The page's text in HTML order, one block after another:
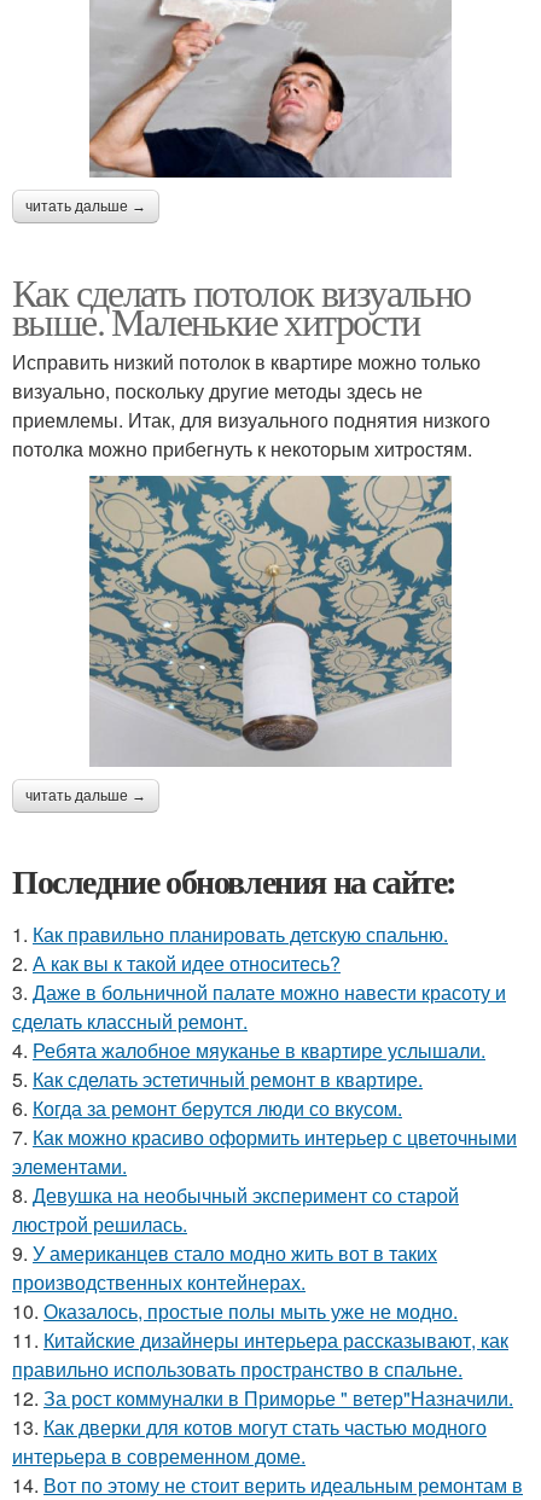
читать дальше →
Как сделать потолок визуально
выше. Маленькие хитрости
Исправить низкий потолок в квартире можно только
визуально, поскольку другие методы здесь не
приемлемы. Итак, для визуального поднятия низкого
потолка можно прибегнуть к некоторым хитростям.
читать дальше →
Последние обновления на сайте:
1. Как правильно планировать детскую спальню.
2. А как вы к такой идее относитесь?
3. Даже в больничной палате можно навести красоту и
сделать классный ремонт.
4. Ребята жалобное мяуканье в квартире услышали.
5. Как сделать эстетичный ремонт в квартире.
6. Когда за ремонт берутся люди со вкусом.
7. Как можно красиво оформить интерьер с цветочными
элементами.
8. Девушка на необычный эксперимент со старой
люстрой решилась.
9. У американцев стало модно жить вот в таких
производственных контейнерах.
10. Оказалось, простые полы мыть уже не модно.
11. Китайские дизайнеры интерьера рассказывают, как
правильно использовать пространство в спальне.
12. За рост коммуналки в Приморье " ветер"Назначили.
13. Как дверки для котов могут стать частью модного
интерьера в современном доме.
14. Вот по этому не стоит верить идеальным ремонтам в